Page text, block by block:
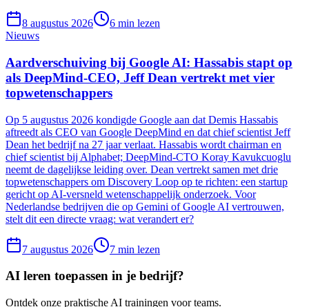
8 augustus 2026 6 min lezen
Nieuws
Aardverschuiving bij Google AI: Hassabis stapt op
als DeepMind-CEO, Jeff Dean vertrekt met vier
topwetenschappers
Op 5 augustus 2026 kondigde Google aan dat Demis Hassabis
aftreedt als CEO van Google DeepMind en dat chief scientist Jeff
Dean het bedrijf na 27 jaar verlaat. Hassabis wordt chairman en
chief scientist bij Alphabet; DeepMind-CTO Koray Kavukcuoglu
neemt de dagelijkse leiding over. Dean vertrekt samen met drie
topwetenschappers om Discovery Loop op te richten: een startup
gericht op AI-versneld wetenschappelijk onderzoek. Voor
Nederlandse bedrijven die op Gemini of Google AI vertrouwen,
stelt dit een directe vraag: wat verandert er?
7 augustus 2026 7 min lezen
AI leren toepassen in je bedrijf?
Ontdek onze praktische AI trainingen voor teams.